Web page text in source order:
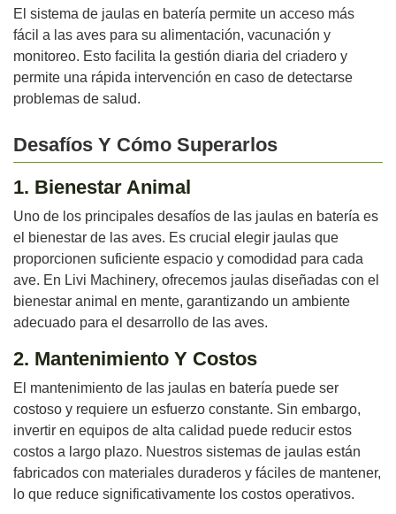
El sistema de jaulas en batería permite un acceso más
fácil a las aves para su alimentación, vacunación y
monitoreo. Esto facilita la gestión diaria del criadero y
permite una rápida intervención en caso de detectarse
problemas de salud.
Desafíos Y Cómo Superarlos
1. Bienestar Animal
Uno de los principales desafíos de las jaulas en batería es
el bienestar de las aves. Es crucial elegir jaulas que
proporcionen suficiente espacio y comodidad para cada
ave. En Livi Machinery, ofrecemos jaulas diseñadas con el
bienestar animal en mente, garantizando un ambiente
adecuado para el desarrollo de las aves.
2. Mantenimiento Y Costos
El mantenimiento de las jaulas en batería puede ser
costoso y requiere un esfuerzo constante. Sin embargo,
invertir en equipos de alta calidad puede reducir estos
costos a largo plazo. Nuestros sistemas de jaulas están
fabricados con materiales duraderos y fáciles de mantener,
lo que reduce significativamente los costos operativos.